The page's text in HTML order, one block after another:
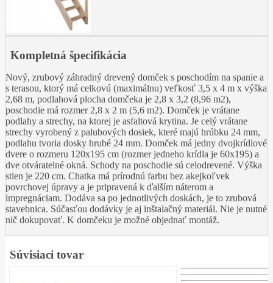
Kompletná špecifikácia
Nový, zrubový záhradný drevený domček s poschodím na spanie a
s terasou, ktorý má celkovú (maximálnu) veľkosť 3,5 x 4 m x výška
2,68 m, podlahová plocha domčeka je 2,8 x 3,2 (8,96 m2),
poschodie má rozmer 2,8 x 2 m (5,6 m2). Domček je vrátane
podlahy a strechy, na ktorej je asfaltová krytina. Je celý vrátane
strechy vyrobený z palubových dosiek, které majú hrúbku 24 mm,
podlahu tvoria dosky hrubé 24 mm. Domček má jedny dvojkrídlové
dvere o rozmeru 120x195 cm (rozmer jedneho krídla je 60x195) a
dve otváratelné okná. Schody na poschodie sú celodrevené. Výška
stien je 220 cm. Chatka má prírodnú farbu bez akejkoľvek
povrchovej úpravy a je pripravená k ďalším náterom a
impregnáciam. Dodáva sa po jednotlivých doskách, je to zrubová
stavebnica. Súčasťou dodávky je aj inštalačný materiál. Nie je nutné
nič dokupovať. K domčeku je možné objednať montáž.
Súvisiaci tovar